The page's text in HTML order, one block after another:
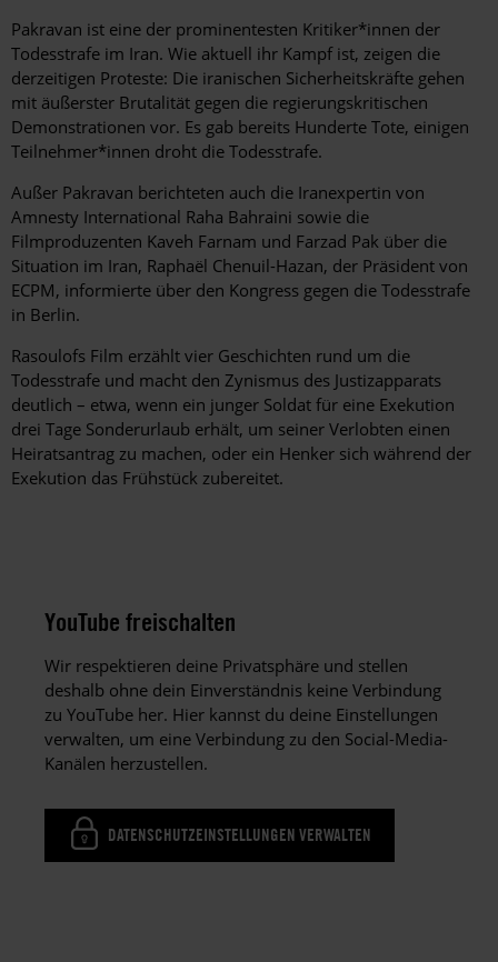
Pakravan ist eine der prominentesten Kritiker*innen der
Todesstrafe im Iran. Wie aktuell ihr Kampf ist, zeigen die
derzeitigen Proteste: Die iranischen Sicherheitskräfte gehen
mit äußerster Brutalität gegen die regierungskritischen
Demons­trationen vor. Es gab bereits Hunderte Tote, einigen
Teilnehmer*innen droht die Todesstrafe.
Außer Pakravan berichteten auch die Iranexpertin von
Amnesty International Raha Bahraini sowie die
Filmproduzenten Kaveh Farnam und Farzad Pak über die
Situation im Iran, Raphaël Chenuil-Hazan, der Präsident von
ECPM, informierte über den Kongress gegen die Todesstrafe
in Berlin.
Rasoulofs Film erzählt vier Geschichten rund um die
Todesstrafe und macht den Zynismus des Justizapparats
deutlich – etwa, wenn ein junger Soldat für eine Exekution
drei Tage Sonderurlaub erhält, um seiner Verlobten einen
Heiratsantrag zu machen, oder ein Henker sich während der
Exekution das Frühstück zubereitet.
YouTube freischalten
Wir respektieren deine Privatsphäre und stellen
deshalb ohne dein Einverständnis keine Verbindung
zu YouTube her. Hier kannst du deine Einstellungen
verwalten, um eine Verbindung zu den Social-Media-
Kanälen herzustellen.
DATENSCHUTZEINSTELLUNGEN VERWALTEN